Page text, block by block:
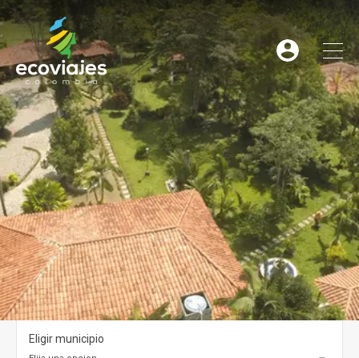
Eligir municipio